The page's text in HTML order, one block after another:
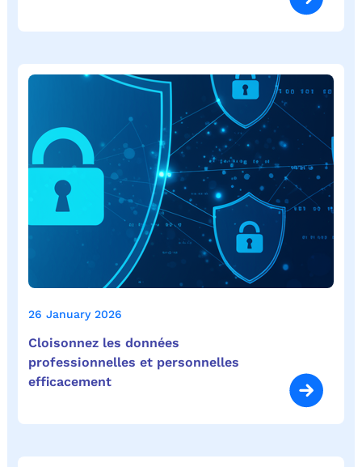
26 January 2026
Cloisonnez les données
professionnelles et personnelles
efficacement